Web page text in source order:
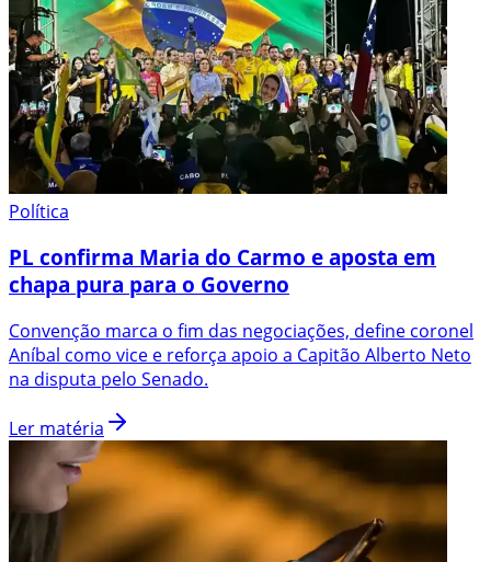
Política
PL confirma Maria do Carmo e aposta em
chapa pura para o Governo
Convenção marca o fim das negociações, define coronel
Aníbal como vice e reforça apoio a Capitão Alberto Neto
na disputa pelo Senado.
Ler matéria